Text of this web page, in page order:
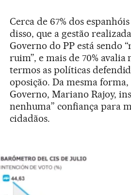
Cerca de 67% dos
disso, que a gestão
Governo do PP está sendo
ruim”, e mais de 70% avalia
termos as políticas
oposição. Da mesma
Governo, Mariano Rajoy,
nenhuma” confiança para
cidadãos.